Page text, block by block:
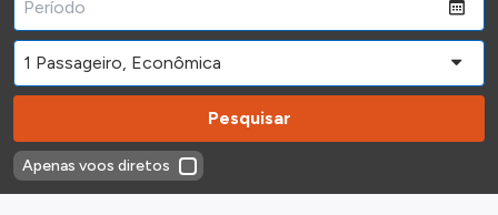
Pesquisar
Apenas voos diretos